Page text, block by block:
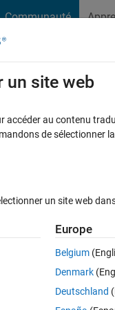
Communauté
Parcourir
with a
whose names depend
un site web
accéder au contenu
de sélectionner
un site web
Europe
Belgium
Denmark
Deutschland